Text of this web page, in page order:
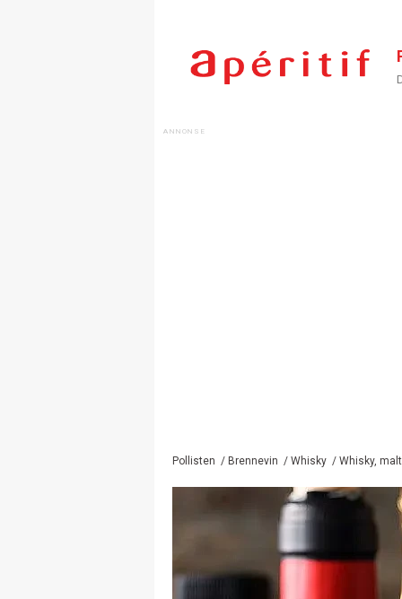
Pollisten / Brennevin / Whisky / Whisky, malt